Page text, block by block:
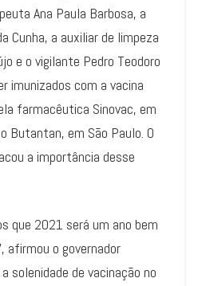
Ana Paula Barbosa, a
Cunha, a auxiliar de limpeza
e o vigilante Pedro Teodoro
imunizados com a vacina
farmacêutica Sinovac, em
Butantan, em São Paulo. O
a importância desse
que 2021 será um ano bem
afirmou o governador
solenidade de vacinação no